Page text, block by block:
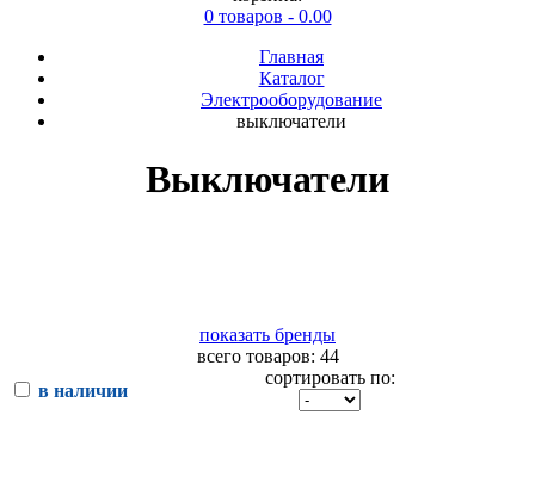
0 товаров - 0.00
Главная
Каталог
Электрооборудование
выключатели
Выключатели
показать бренды
всего товаров: 44
в наличии
сортировать по: